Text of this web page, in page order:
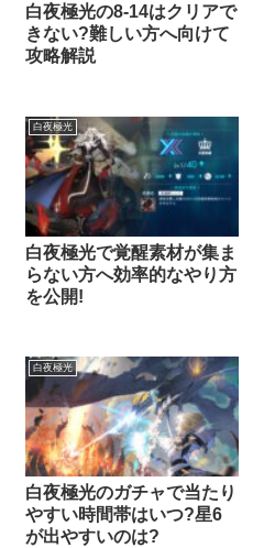
白夜極光の8-14はクリアで
きない?難しい方へ向けて
攻略解説
白夜極光
白夜極光で覚醒素材が集ま
らない方へ効率的なやり方
を公開!
白夜極光
白夜極光のガチャで当たり
やすい時間帯はいつ?星6
が出やすいのは?